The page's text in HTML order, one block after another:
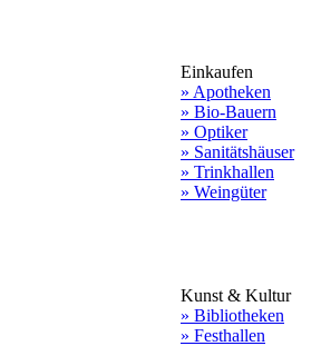
Einkaufen
» Apotheken
» Bio-Bauern
» Optiker
» Sanitätshäuser
» Trinkhallen
» Weingüter
Kunst & Kultur
» Bibliotheken
» Festhallen